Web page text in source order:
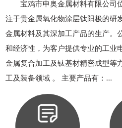
宝鸡市申奥金属材料有限公司
注于贵金属氧化物涂层钛阳极的研
金属材料及其深加工产品的生产。
和经济性，为客户提供专业的工业
金属复合加工及钛基材精密成型等
工及装备领域 。 主要产品有：...